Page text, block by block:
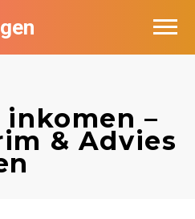
–
& Advies